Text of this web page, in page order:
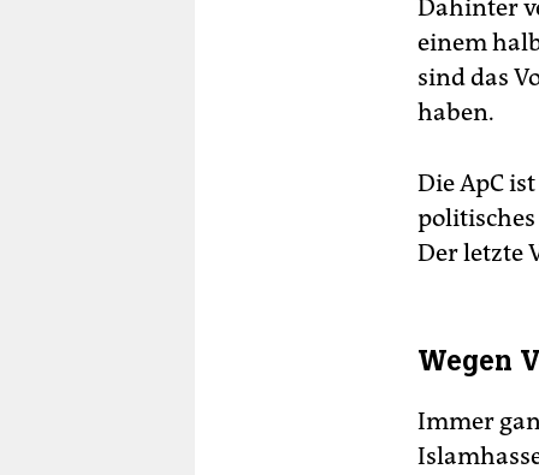
Dahinter
einem
sind das
haben.
Die ApC
Der letzte
Wegen
Immer